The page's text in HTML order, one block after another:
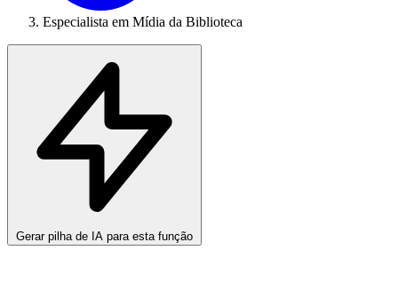
Especialista em Mídia da Biblioteca
Gerar pilha de IA para esta função